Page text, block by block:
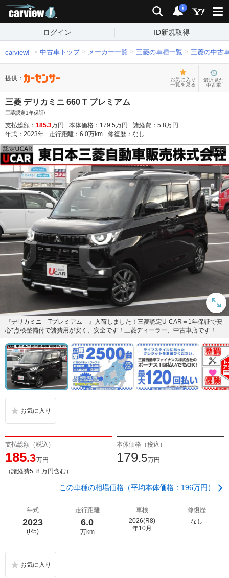
検索 通知
i
ログイン ID新規取得
carview! 中古車トップ メーカー一覧 三菱の車種一覧 三菱の中古
提供：
お気に入り
一覧を見る
最近見た
中古車
三菱 デリカミニ 660 T プレミアム
三菱認定1年保証/
支払総額： 185.3万円 本体価格： 179.5万円 諸経費： 5.8万円
年式： 2023年 走行距離： 6.0万km 修復歴： なし
1/20
『デリカミニ Tプレミアム 』入荷しました！三菱認定U-CAR＝1年保証で安
心*点検整備付で諸費用が安く、安全です！三菱ディーラー、中古車店です！
支払総額（税込）
185.3万円
（諸経費5 .8 万円含む）
本体価格（税込）
179.5万円
この車種の相場価格（平均本体価格：196万円）
年式
2023
(R5)
走行距離
6.0
万km
車検
2026(R8)
年10月
修復歴
なし